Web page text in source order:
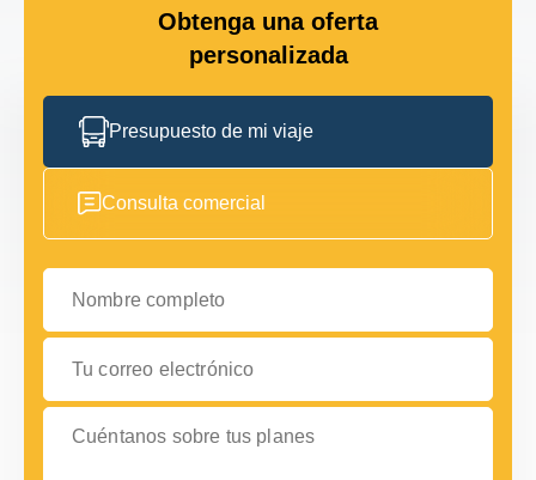
Obtenga una oferta
personalizada
Presupuesto de mi viaje
Consulta comercial
Nombre completo
Tu correo electrónico
Cuéntanos sobre tus planes